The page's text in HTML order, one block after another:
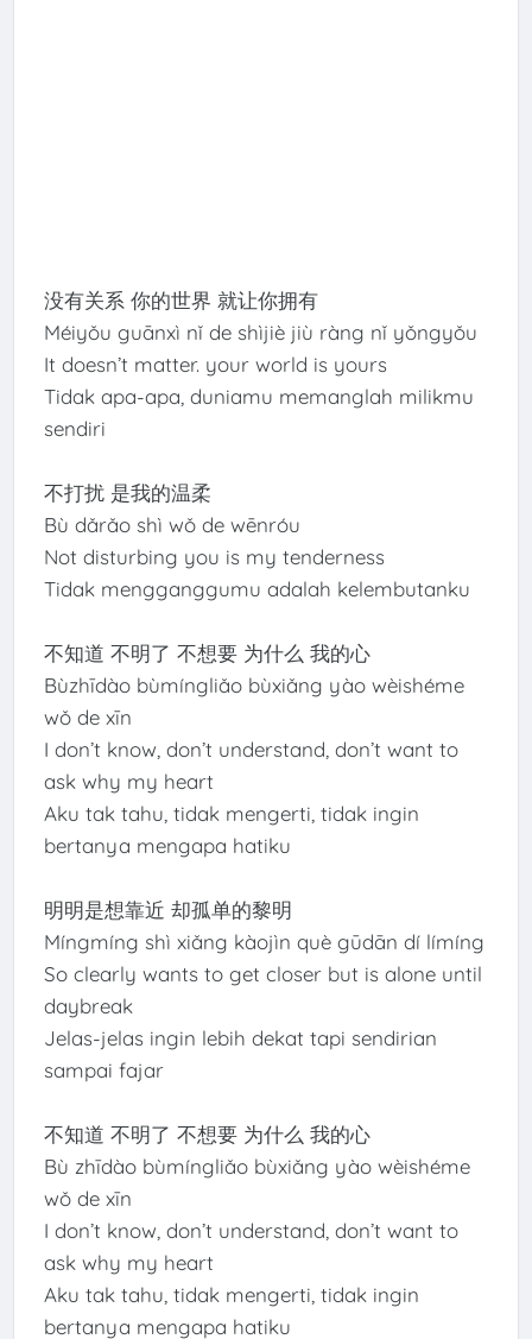
没有关系 你的世界 就让你拥有
Méiyǒu guānxì nǐ de shìjiè jiù ràng nǐ yǒngyǒu
It doesn’t matter. your world is yours
Tidak apa-apa, duniamu memanglah milikmu
sendiri
不打扰 是我的温柔
Bù dǎrǎo shì wǒ de wēnróu
Not disturbing you is my tenderness
Tidak mengganggumu adalah kelembutanku
不知道 不明了 不想要 为什么 我的心
Bùzhīdào bùmíngliǎo bùxiǎng yào wèishéme
wǒ de xīn
I don’t know, don’t understand, don’t want to
ask why my heart
Aku tak tahu, tidak mengerti, tidak ingin
bertanya mengapa hatiku
明明是想靠近 却孤单的黎明
Míngmíng shì xiǎng kàojìn què gūdān dí límíng
So clearly wants to get closer but is alone until
daybreak
Jelas-jelas ingin lebih dekat tapi sendirian
sampai fajar
不知道 不明了 不想要 为什么 我的心
Bù zhīdào bùmíngliǎo bùxiǎng yào wèishéme
wǒ de xīn
I don’t know, don’t understand, don’t want to
ask why my heart
Aku tak tahu, tidak mengerti, tidak ingin
bertanya mengapa hatiku